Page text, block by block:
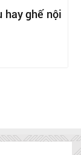
hay ghế nội